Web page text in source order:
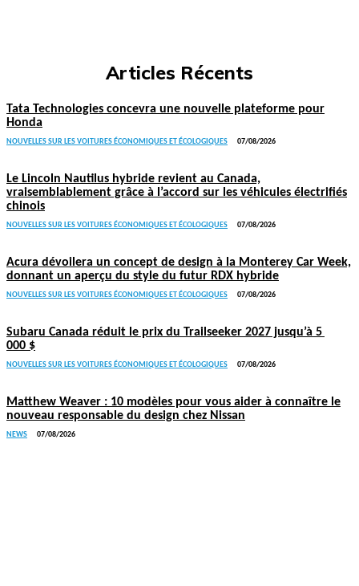
Articles Récents
Tata Technologies concevra une nouvelle plateforme pour
Honda
NOUVELLES SUR LES VOITURES ÉCONOMIQUES ET ÉCOLOGIQUES 07/08/2026
Le Lincoln Nautilus hybride revient au Canada,
vraisemblablement grâce à l’accord sur les véhicules électrifiés
chinois
NOUVELLES SUR LES VOITURES ÉCONOMIQUES ET ÉCOLOGIQUES 07/08/2026
Acura dévoilera un concept de design à la Monterey Car Week,
donnant un aperçu du style du futur RDX hybride
NOUVELLES SUR LES VOITURES ÉCONOMIQUES ET ÉCOLOGIQUES 07/08/2026
Subaru Canada réduit le prix du Trailseeker 2027 jusqu’à 5
000 $
NOUVELLES SUR LES VOITURES ÉCONOMIQUES ET ÉCOLOGIQUES 07/08/2026
Matthew Weaver : 10 modèles pour vous aider à connaître le
nouveau responsable du design chez Nissan
NEWS 07/08/2026